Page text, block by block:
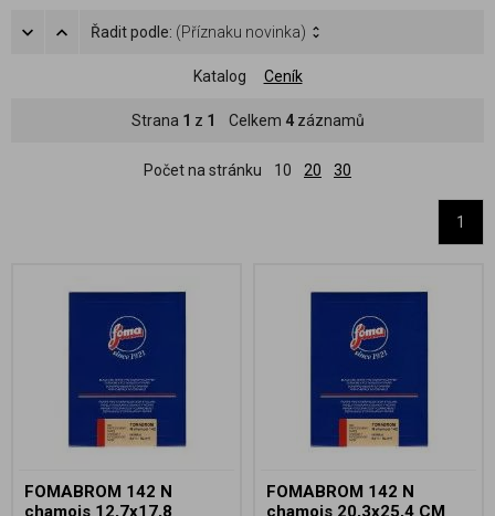
Řadit podle: (Příznaku novinka)
Katalog Ceník
Strana 1 z 1 Celkem 4záznamů
Počet na stránku 10 20 30
1
FOMABROM 142 N
chamois 12,7x17,8
FOMABROM 142 N
chamois 20,3x25,4 CM